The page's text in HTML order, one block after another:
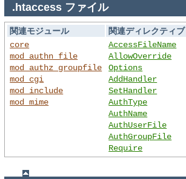
.htaccess ファイル
関連モジュール
関連ディレクティブ
core
mod_authn_file
mod_authz_groupfile
mod_cgi
mod_include
mod_mime
AccessFileName
AllowOverride
Options
AddHandler
SetHandler
AuthType
AuthName
AuthUserFile
AuthGroupFile
Require